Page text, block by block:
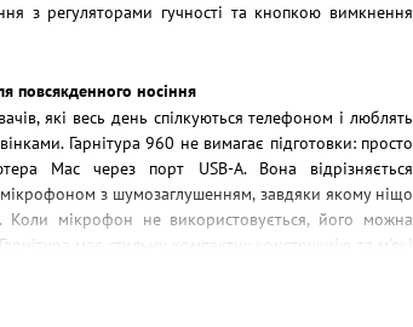
з регуляторами гучності та кнопкою вимкнення
повсякденного носіння
які весь день спілкуються телефоном і люблять
Гарнітура 960 не вимагає підготовки: просто
Mac через порт USB-A. Вона відрізняється
з шумозаглушенням, завдяки якому ніщо
Коли мікрофон не використовується, його можна
має стильну компактну конструкцію та м'які